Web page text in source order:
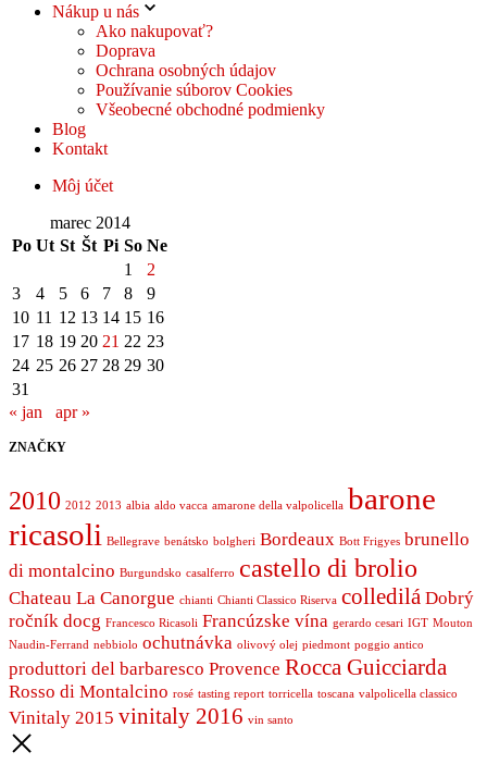
Nákup u nás
Ako nakupovať?
Doprava
Ochrana osobných údajov
Používanie súborov Cookies
Všeobecné obchodné podmienky
Blog
Kontakt
Môj účet
marec 2014
Po Ut St Št Pi So Ne
1
2
3
4 5 6 7 8
9
10 11 12 13 14 15 16
17 18 19 20 21 22 23
24 25 26 27 28 29 30
31
« jan
apr »
ZNAČKY
2010 2012 2013 albia aldo vacca amarone della valpolicella barone
ricasoli Bellegrave benátsko bolgheri Bordeaux Bott Frigyes brunello
di montalcino Burgundsko casalferro castello di brolio
Chateau La Canorgue chianti Chianti Classico Riserva colledilá Dobrý
ročník docg Francesco Ricasoli Francúzske vína gerardo cesari IGT Mouton
Naudin-Ferrand nebbiolo ochutnávka olivový olej piedmont poggio antico
produttori del barbaresco Provence Rocca Guicciarda
Rosso di Montalcino rosé tasting report torricella toscana valpolicella classico
Vinitaly 2015 vinitaly 2016 vin santo